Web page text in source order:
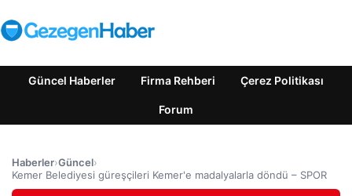
Güncel Haberler Firma Rehberi Çerez Politikası
Forum
Haberler›Güncel›
Kemer Belediyesi güreşçileri Kemer'e madalyalarla döndü – SPOR